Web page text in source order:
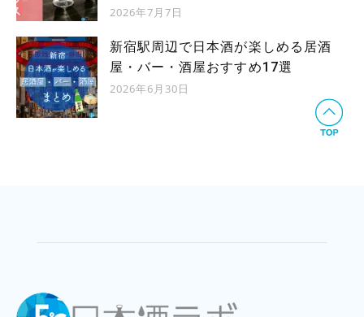
2026年7月7日
新宿駅周辺で日本酒が楽しめる居酒
屋・バー・酒屋おすすめ17選
2026年6月30日